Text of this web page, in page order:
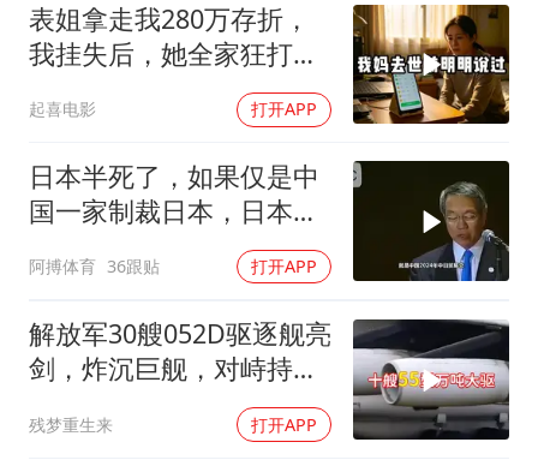
表姐拿走我280万存折，
我挂失后，她全家狂打
起喜电影 打开APP
日本半死了，如果仅是中
国一家制裁日本，日本可
阿搏体育 36跟贴 打开APP
解放军30艘052D驱逐舰亮
剑，炸沉巨舰，对峙持续
残梦重生来 打开APP